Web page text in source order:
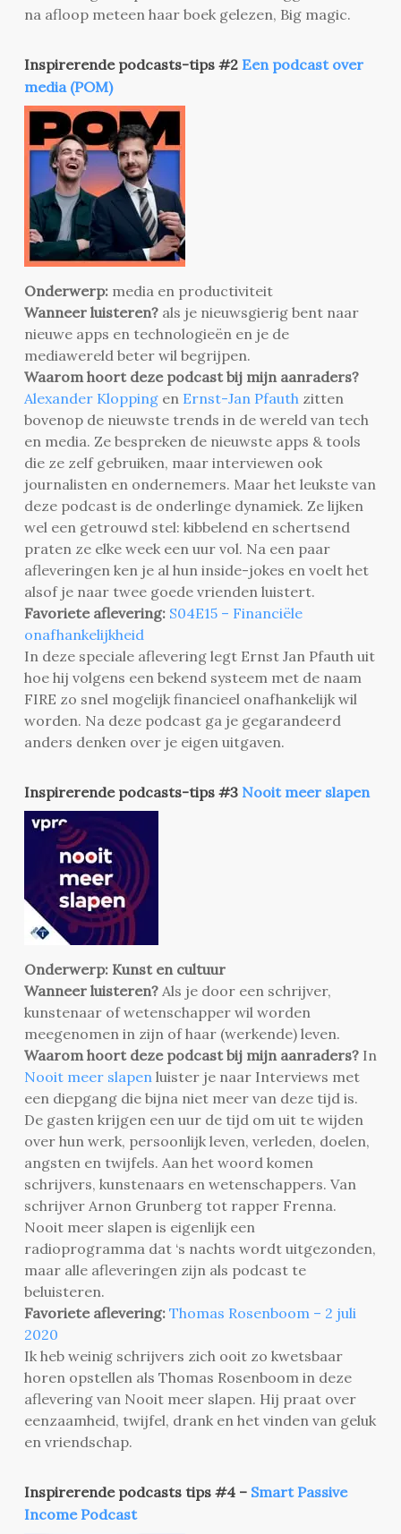
na afloop meteen haar boek gelezen, Big magic.
Inspirerende podcasts-tips #2 Een podcast over
media (POM)
Onderwerp:media en productiviteit
Wanneer luisteren? als je nieuwsgierig bent naar
nieuwe apps en technologieën en je de
mediawereld beter wil begrijpen.
Waarom hoort deze podcast bij mijn aanraders?
Alexander Kloppingen Ernst-Jan Pfauthzitten
bovenop de nieuwste trends in de wereld van tech
en media. Ze bespreken de nieuwste apps & tools
die ze zelf gebruiken, maar interviewen ook
journalisten en ondernemers. Maar het leukste van
deze podcast is de onderlinge dynamiek. Ze lijken
wel een getrouwd stel: kibbelend en schertsend
praten ze elke week een uur vol. Na een paar
afleveringen ken je al hun inside-jokes en voelt het
alsof je naar twee goede vrienden luistert.
Favoriete aflevering: S04E15 – Financiële
onafhankelijkheid
In deze speciale aflevering legt Ernst Jan Pfauth uit
hoe hij volgens een bekend systeem met de naam
FIRE zo snel mogelijk financieel onafhankelijk wil
worden. Na deze podcast ga je gegarandeerd
anders denken over je eigen uitgaven.
Inspirerende podcasts-tips #3Nooit meer slapen
Onderwerp: Kunst en cultuur
Wanneer luisteren?Als je door een schrijver,
kunstenaar of wetenschapper wil worden
meegenomen in zijn of haar (werkende) leven.
Waarom hoort deze podcast bij mijn aanraders? In
Nooit meer slapen luister je naar Interviews met
een diepgang die bijna niet meer van deze tijd is.
De gasten krijgen een uur de tijd om uit te wijden
over hun werk, persoonlijk leven, verleden, doelen,
angsten en twijfels. Aan het woord komen
schrijvers, kunstenaars en wetenschappers. Van
schrijver Arnon Grunberg tot rapper Frenna.
Nooit meer slapen is eigenlijk een
radioprogramma dat ‘s nachts wordt uitgezonden,
maar alle afleveringen zijn als podcast te
beluisteren.
Favoriete aflevering: Thomas Rosenboom – 2 juli
2020
Ik heb weinig schrijvers zich ooit zo kwetsbaar
horen opstellen als Thomas Rosenboom in deze
aflevering van Nooit meer slapen. Hij praat over
eenzaamheid, twijfel, drank en het vinden van geluk
en vriendschap.
Inspirerende podcasts tips #4 – Smart Passive
Income Podcast